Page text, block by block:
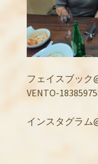
フェイスブック
VENTO-
インスタグラム